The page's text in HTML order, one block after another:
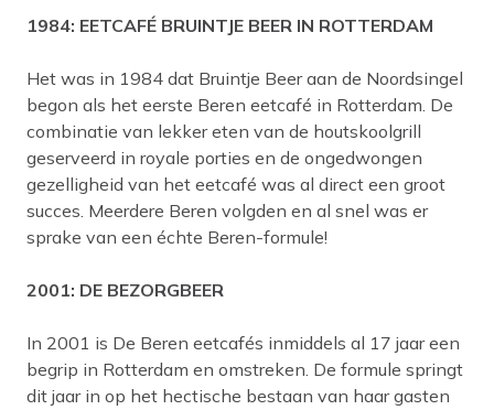
1984: EETCAFÉ BRUINTJE BEER IN ROTTERDAM
Het was in 1984 dat Bruintje Beer aan de Noordsingel
begon als het eerste Beren eetcafé in Rotterdam. De
combinatie van lekker eten van de houtskoolgrill
geserveerd in royale porties en de ongedwongen
gezelligheid van het eetcafé was al direct een groot
succes. Meerdere Beren volgden en al snel was er
sprake van een échte Beren-formule!
2001: DE BEZORGBEER
In 2001 is De Beren eetcafés inmiddels al 17 jaar een
begrip in Rotterdam en omstreken. De formule springt
dit jaar in op het hectische bestaan van haar gasten